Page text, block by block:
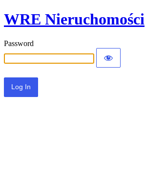
WRE Nieruchomości
Password